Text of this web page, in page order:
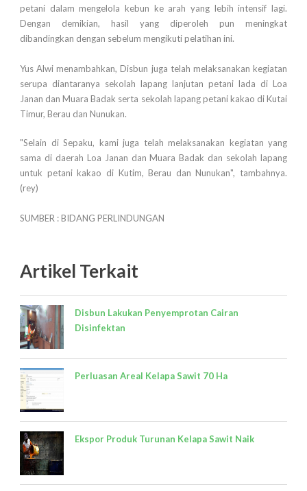
petani dalam mengelola kebun ke arah yang lebih intensif lagi.
Dengan demikian, hasil yang diperoleh pun meningkat
dibandingkan dengan sebelum mengikuti pelatihan ini.
Yus Alwi menambahkan, Disbun juga telah melaksanakan kegiatan
serupa diantaranya sekolah lapang lanjutan petani lada di Loa
Janan dan Muara Badak serta sekolah lapang petani kakao di Kutai
Timur, Berau dan Nunukan.
"Selain di Sepaku, kami juga telah melaksanakan kegiatan yang
sama di daerah Loa Janan dan Muara Badak dan sekolah lapang
untuk petani kakao di Kutim, Berau dan Nunukan", tambahnya.
(rey)
SUMBER : BIDANG PERLINDUNGAN
Artikel Terkait
Disbun Lakukan Penyemprotan Cairan
Disinfektan
Perluasan Areal Kelapa Sawit 70 Ha
Ekspor Produk Turunan Kelapa Sawit Naik